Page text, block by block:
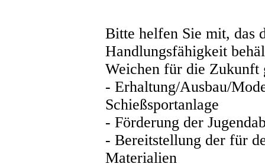
Bitte helfen Sie mit, das
Handlungsfähigkeit
Weichen für die Zukunft
- Erhaltung/Ausbau/
Schießsportanlage
- Förderung der
- Bereitstellung der für
Materialien